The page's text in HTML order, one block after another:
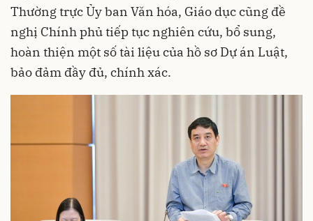
Thường trực Ủy ban Văn hóa, Giáo dục cũng đề
nghị Chính phủ tiếp tục nghiên cứu, bổ sung,
hoàn thiện một số tài liệu của hồ sơ Dự án Luật,
bảo đảm đầy đủ, chính xác.